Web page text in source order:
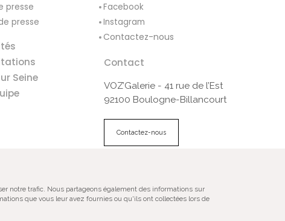
presse
presse
Seine
Facebook
Instagram
Contactez-nous
Contact
VOZ’Galerie - 41 rue de l’Est
92100 Boulogne-Billancourt
Contactez-nous
numérotées, en édition limitée,
notre trafic. Nous partageons également des informations sur
que vous leur avez fournies ou qu'ils ont collectées lors de